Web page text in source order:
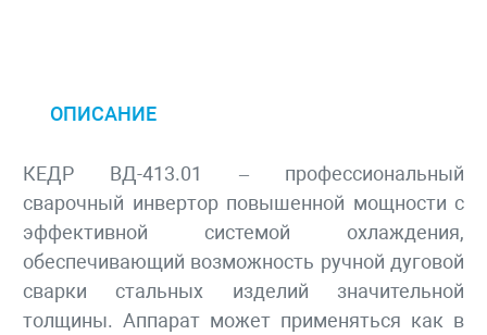
ОПИСАНИЕ
КЕДР ВД-413.01 – профессиональный
сварочный инвертор повышенной мощности с
эффективной систе­мой охлаждения,
обеспечивающий возможность ручной дуговой
сварки стальных изделий значительной
толщины. Аппарат может применяться как в